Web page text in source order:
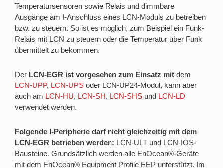
Temperatursensoren sowie Relais und dimmbare
Ausgänge am I-Anschluss eines LCN-Moduls zu betreiben
bzw. zu steuern. So ist es möglich, zum Beispiel ein Funk-
Relais mit LCN zu steuern oder die Temperatur über Funk
übermittelt zu bekommen.
Der LCN-EGR ist vorgesehen zum Einsatz mit dem
LCN-UPP, LCN-UPS oder LCN-UP24-Modul, kann aber
auch am LCN-HU, LCN-SH, LCN-SHS und LCN-LD
verwendet werden.
Folgende I-Peripherie darf nicht gleichzeitig mit dem
LCN-EGR betrieben werden: LCN-ULT und LCN-IOS-
Bausteine. Grundsätzlich werden alle EnOcean®-Geräte
mit dem EnOcean® Equipment Profile EEP unterstützt. Im